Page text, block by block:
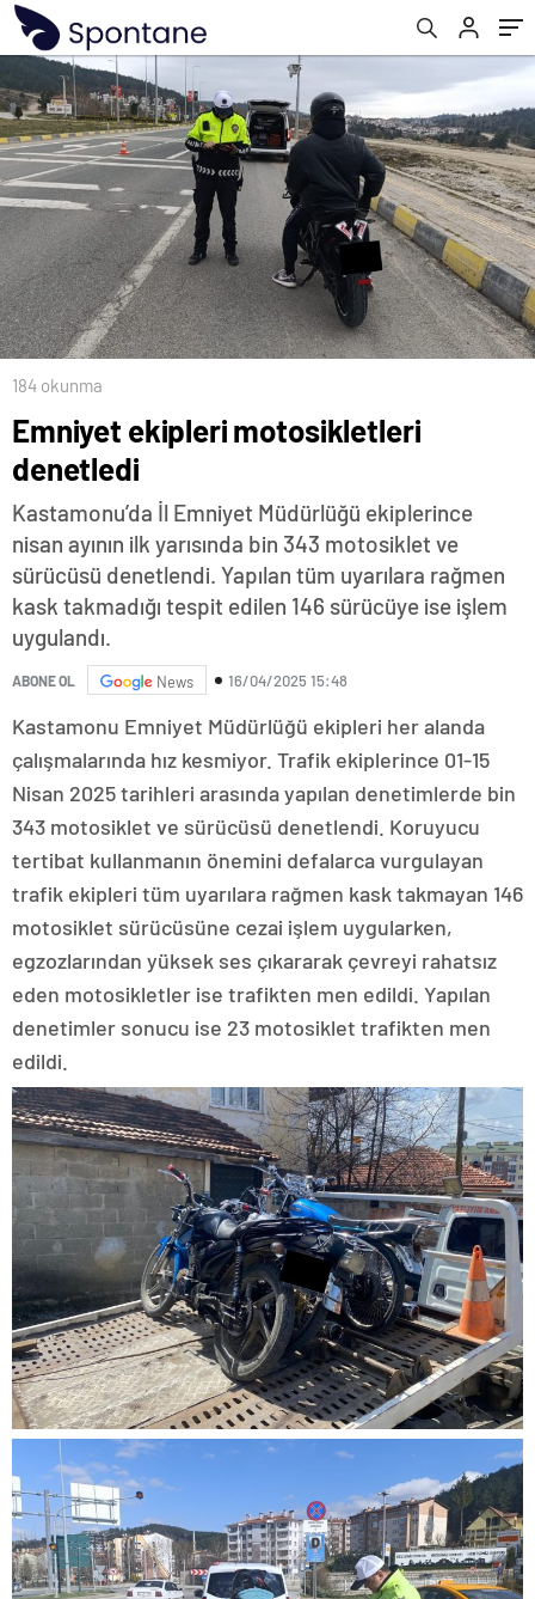
184 okunma
Emniyet ekipleri motosikletleri
denetledi
Kastamonu’da İl Emniyet Müdürlüğü ekiplerince
nisan ayının ilk yarısında bin 343 motosiklet ve
sürücüsü denetlendi. Yapılan tüm uyarılara rağmen
kask takmadığı tespit edilen 146 sürücüye ise işlem
uygulandı.
ABONE OL News 16/04/2025 15:48
Kastamonu Emniyet Müdürlüğü ekipleri her alanda
çalışmalarında hız kesmiyor. Trafik ekiplerince 01-15
Nisan 2025 tarihleri arasında yapılan denetimlerde bin
343 motosiklet ve sürücüsü denetlendi. Koruyucu
tertibat kullanmanın önemini defalarca vurgulayan
trafik ekipleri tüm uyarılara rağmen kask takmayan 146
motosiklet sürücüsüne cezai işlem uygularken,
egzozlarından yüksek ses çıkararak çevreyi rahatsız
eden motosikletler ise trafikten men edildi. Yapılan
denetimler sonucu ise 23 motosiklet trafikten men
edildi.